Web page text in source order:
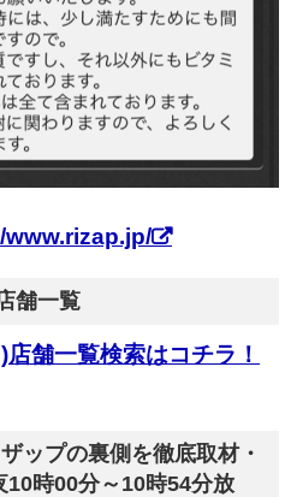
舗一覧
舗一覧検索はコチラ！
ップの裏側を徹底取材・
時00分～10時54分放